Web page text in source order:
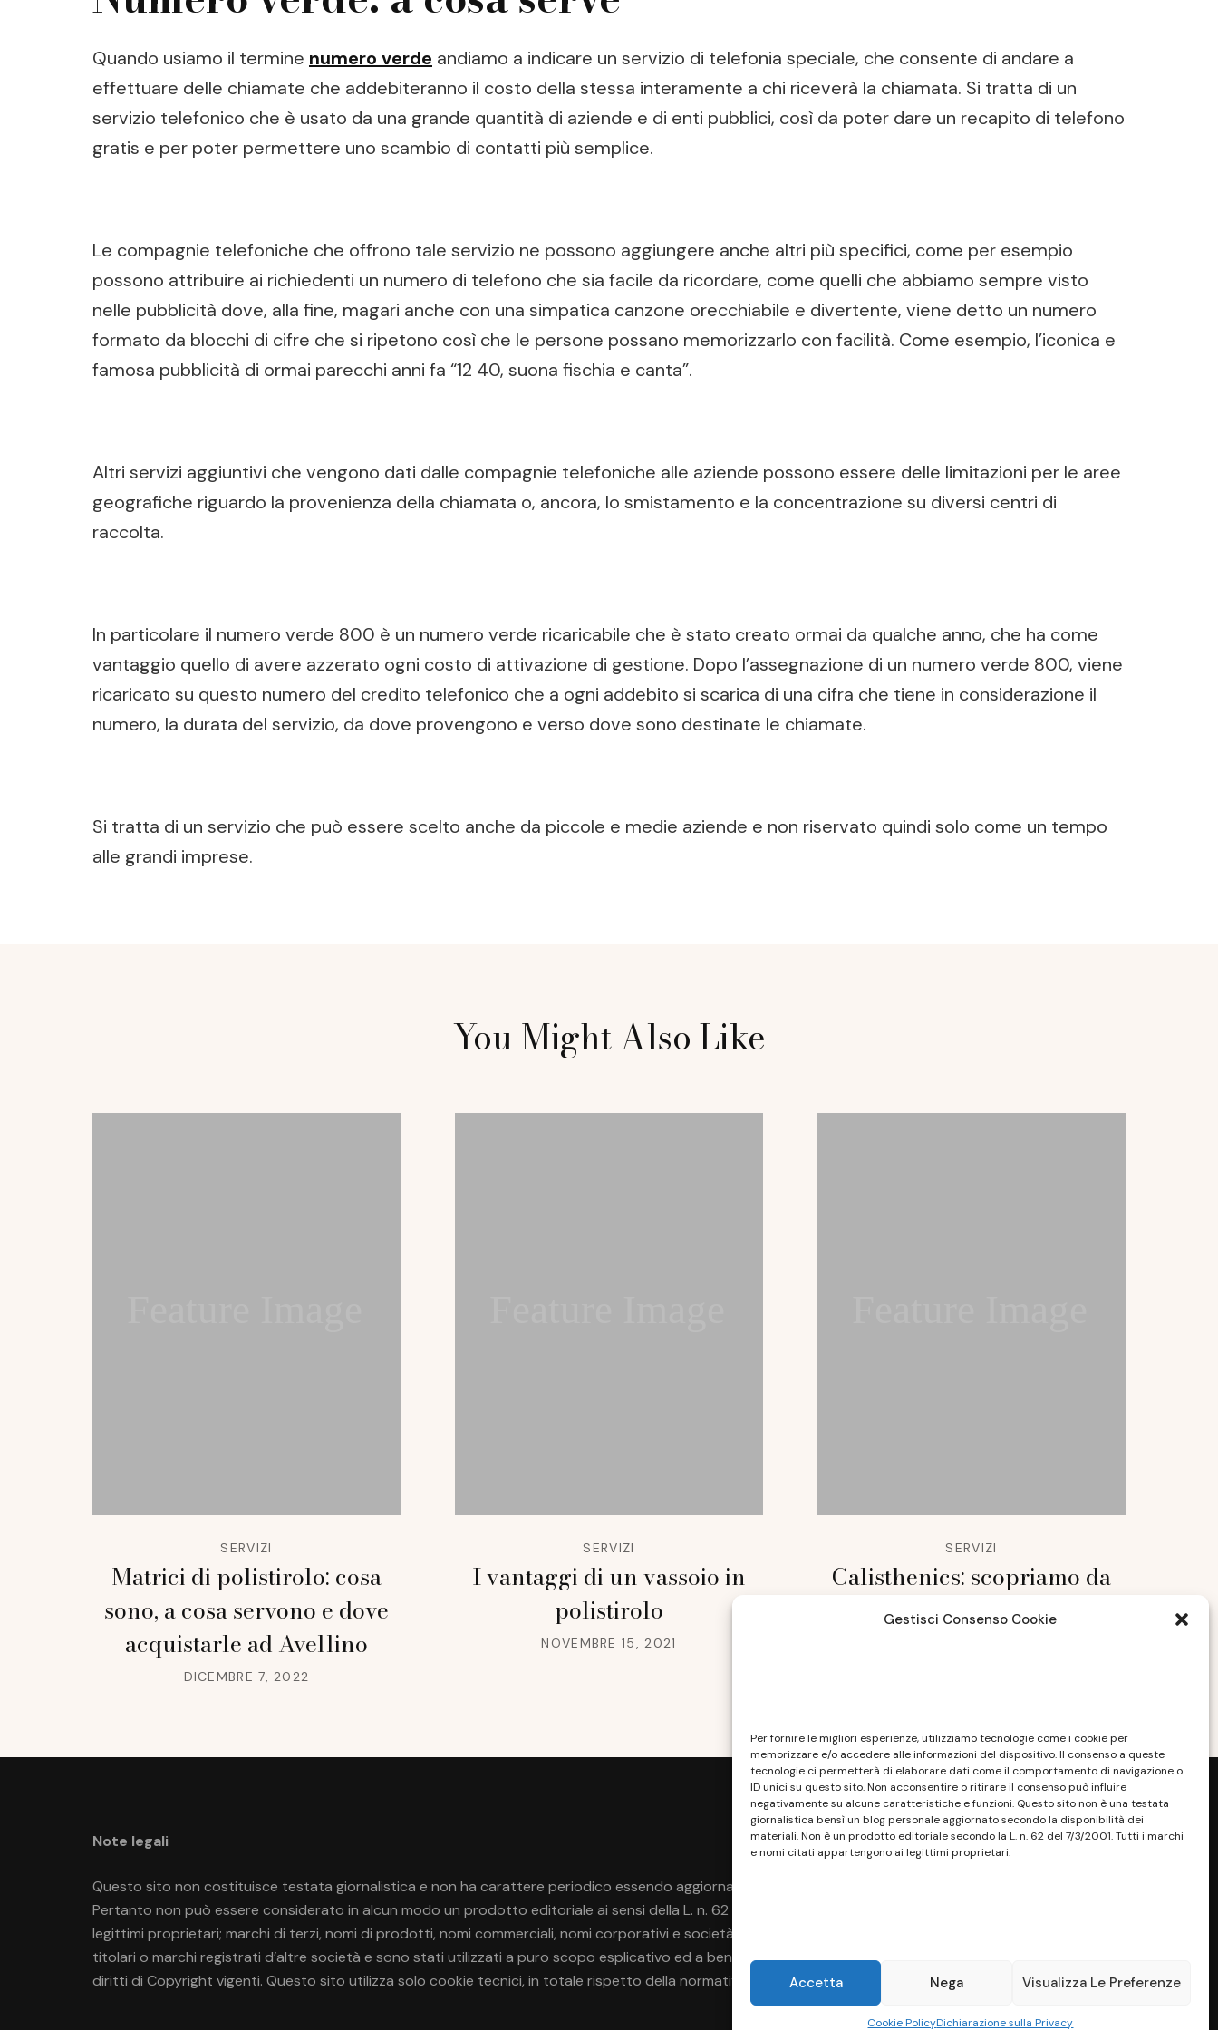
Gestisci Consenso Cookie
Per fornire le migliori esperienze, utilizziamo tecnologie come i cookie per
memorizzare e/o accedere alle informazioni del dispositivo. Il consenso a queste
tecnologie ci permetterà di elaborare dati come il comportamento di navigazione o
ID unici su questo sito. Non acconsentire o ritirare il consenso può influire
negativamente su alcune caratteristiche e funzioni. Questo sito non è una testata
giornalistica bensì un blog personale aggiornato secondo la disponibilità dei
materiali. Non è un prodotto editoriale secondo la L. n. 62 del 7/3/2001. Tutti i marchi
e nomi citati appartengono ai legittimi proprietari.
Accetta Nega Visualizza Le Preferenze
Cookie PolicyDichiarazione sulla Privacy
Quando usiamo il termine numero verde andiamo a indicare un servizio di telefonia speciale, che consente di andare a
effettuare delle chiamate che addebiteranno il costo della stessa interamente a chi riceverà la chiamata. Si tratta di un
servizio telefonico che è usato da una grande quantità di aziende e di enti pubblici, così da poter dare un recapito di telefono
gratis e per poter permettere uno scambio di contatti più semplice.
Le compagnie telefoniche che offrono tale servizio ne possono aggiungere anche altri più specifici, come per esempio
possono attribuire ai richiedenti un numero di telefono che sia facile da ricordare, come quelli che abbiamo sempre visto
nelle pubblicità dove, alla fine, magari anche con una simpatica canzone orecchiabile e divertente, viene detto un numero
formato da blocchi di cifre che si ripetono così che le persone possano memorizzarlo con facilità. Come esempio, l’iconica e
famosa pubblicità di ormai parecchi anni fa “12 40, suona fischia e canta”.
Altri servizi aggiuntivi che vengono dati dalle compagnie telefoniche alle aziende possono essere delle limitazioni per le aree
geografiche riguardo la provenienza della chiamata o, ancora, lo smistamento e la concentrazione su diversi centri di
raccolta.
In particolare il numero verde 800 è un numero verde ricaricabile che è stato creato ormai da qualche anno, che ha come
vantaggio quello di avere azzerato ogni costo di attivazione di gestione. Dopo l’assegnazione di un numero verde 800, viene
ricaricato su questo numero del credito telefonico che a ogni addebito si scarica di una cifra che tiene in considerazione il
numero, la durata del servizio, da dove provengono e verso dove sono destinate le chiamate.
Si tratta di un servizio che può essere scelto anche da piccole e medie aziende e non riservato quindi solo come un tempo
alle grandi imprese.
You Might Also Like
SERVIZI
Matrici di polistirolo: cosa
sono, a cosa servono e dove
acquistarle ad Avellino
DICEMBRE 7, 2022
SERVIZI
I vantaggi di un vassoio in
polistirolo
NOVEMBRE 15, 2021
SERVIZI
Calisthenics: scopriamo da
vicino questo allenamento
Note legali
Questo sito non costituisce testata giornalistica e non ha carattere periodico essendo aggiornato secondo la disponibilità e la reperibilità dei materiali.
Pertanto non può essere considerato in alcun modo un prodotto editoriale ai sensi della L. n. 62 del 7/3/2001. Tutti i marchi riportati appartengono ai
legittimi proprietari; marchi di terzi, nomi di prodotti, nomi commerciali, nomi corporativi e società citati possono essere marchi di proprietà dei rispettivi
titolari o marchi registrati d’altre società e sono stati utilizzati a puro scopo esplicativo ed a beneficio del possessore, senza alcun fine di violazione dei
diritti di Copyright vigenti. Questo sito utilizza solo cookie tecnici, in totale rispetto della normativa europea. Maggiori dettagli alla pagina:
PRIVACY